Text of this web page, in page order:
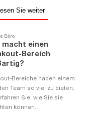
Sie weiter
Büro
macht einen
Bereich
Bereiche haben einem
Team so viel zu bieten.
Sie, wie Sie sie
können.